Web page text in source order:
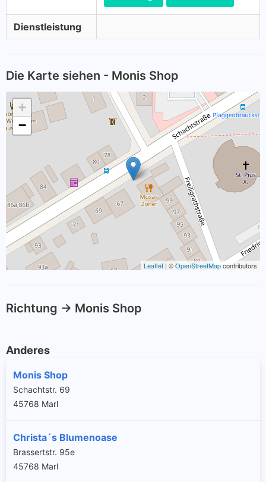
Dienstleistung
Die Karte siehen - Monis Shop
+
−
Leaflet | ©OpenStreetMapcontributors
Richtung -> Monis Shop
Anderes
Monis Shop
Schachtstr. 69
45768 Marl
Christa´s Blumenoase
Brassertstr. 95e
45768 Marl